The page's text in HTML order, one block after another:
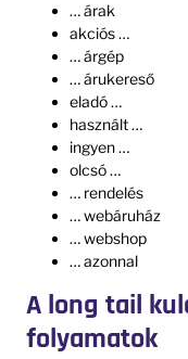
… árak
akciós …
… árgép
… árukereső
eladó …
használt …
ingyen …
olcsó …
… rendelés
… webáruház
… webshop
… azonnal
A long tail
folyamatok